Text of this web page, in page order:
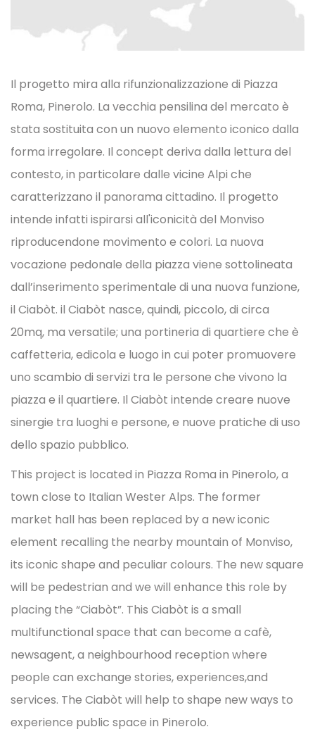
Il progetto mira alla rifunzionalizzazione di Piazza
Roma, Pinerolo. La vecchia pensilina del mercato è
stata sostituita con un nuovo elemento iconico dalla
forma irregolare. Il concept deriva dalla lettura del
contesto, in particolare dalle vicine Alpi che
caratterizzano il panorama cittadino. Il progetto
intende infatti ispirarsi all'iconicità del Monviso
riproducendone movimento e colori. La nuova
vocazione pedonale della piazza viene sottolineata
dall’inserimento sperimentale di una nuova funzione,
il Ciabòt. il Ciabòt nasce, quindi, piccolo, di circa
20mq, ma versatile; una portineria di quartiere che è
caffetteria, edicola e luogo in cui poter promuovere
uno scambio di servizi tra le persone che vivono la
piazza e il quartiere. Il Ciabòt intende creare nuove
sinergie tra luoghi e persone, e nuove pratiche di uso
dello spazio pubblico.
This project is located in Piazza Roma in Pinerolo, a
town close to Italian Wester Alps. The former
market hall has been replaced by a new iconic
element recalling the nearby mountain of Monviso,
its iconic shape and peculiar colours. The new square
will be pedestrian and we will enhance this role by
placing the “Ciabòt”. This Ciabòt is a small
multifunctional space that can become a cafè,
newsagent, a neighbourhood reception where
people can exchange stories, experiences,and
services. The Ciabòt will help to shape new ways to
experience public space in Pinerolo.